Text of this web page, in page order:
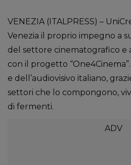
VENEZIA (ITALPRESS) –
Venezia il proprio impegno a
del settore cinematografico e
con il progetto
e dell’audiovisivo italiano,
settori che lo compongono,
di fermenti.